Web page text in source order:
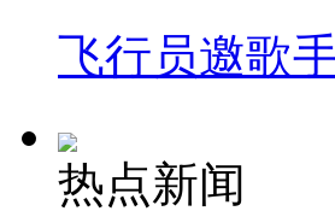
飞行员邀歌
热点新闻